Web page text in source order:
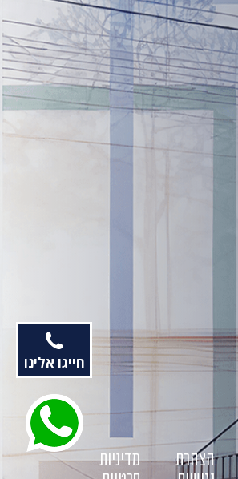
הצהרת
מדיניות
חייגו אלינו